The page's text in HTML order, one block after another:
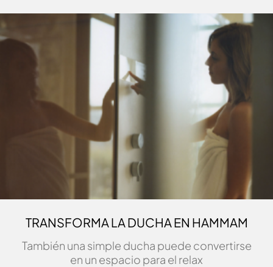
TRANSFORMA LA DUCHA EN HAMMAM
También una simple ducha puede convertirse
en un espacio para el relax